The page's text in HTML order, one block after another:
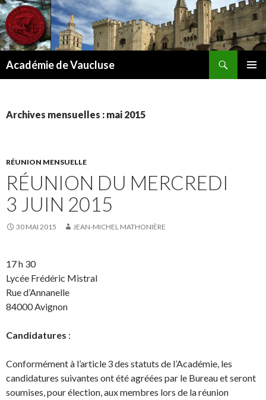
Académie de Vaucluse
Archives mensuelles : mai 2015
RÉUNION MENSUELLE
RÉUNION DU MERCREDI
3 JUIN 2015
30 MAI 2015 JEAN-MICHEL MATHONIÈRE
17 h 30
Lycée Frédéric Mistral
Rue d’Annanelle
84000 Avignon
Candidatures :
Conformément à l’article 3 des statuts de l’Académie, les
candidatures suivantes ont été agréées par le Bureau et seront
soumises, pour élection, aux membres lors de la réunion